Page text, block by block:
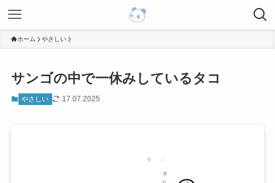
ホーム やさしい
サンゴの中で一休みしているタコ
やさしい 17.07.2025